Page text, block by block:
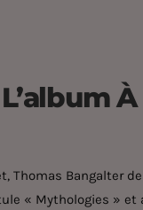
Thomas Bangalter
« Mythologies » et